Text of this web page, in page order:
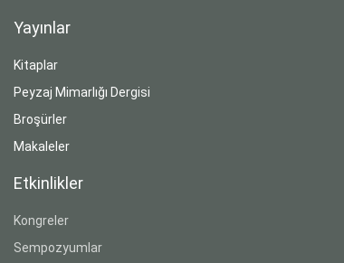
Yayınlar
Kitaplar
Peyzaj Mimarlığı Dergisi
Broşürler
Makaleler
Etkinlikler
Kongreler
Sempozyumlar